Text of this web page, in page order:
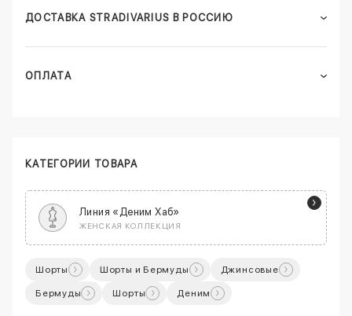
ДОСТАВКА STRADIVARIUS В РОССИЮ
ОПЛАТА
КАТЕГОРИИ ТОВАРА
Линия «Деним Хаб»
ЖЕНСКАЯ КОЛЛЕКЦИЯ
Шорты Шорты и Бермуды Джинсовые
Бермуды Шорты Деним